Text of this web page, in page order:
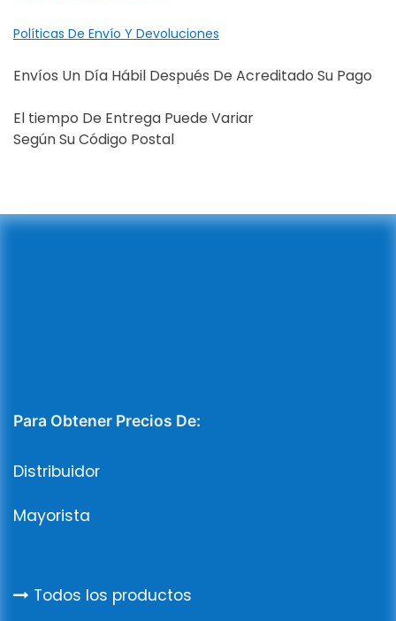
Políticas De Envío Y Devoluciones
Envíos Un Día Hábil Después De Acreditado Su Pago
El tiempo De Entrega Puede Variar
Según Su Código Postal
Para Obtener Precios De:
Distribuidor
Mayorista
Todos los productos